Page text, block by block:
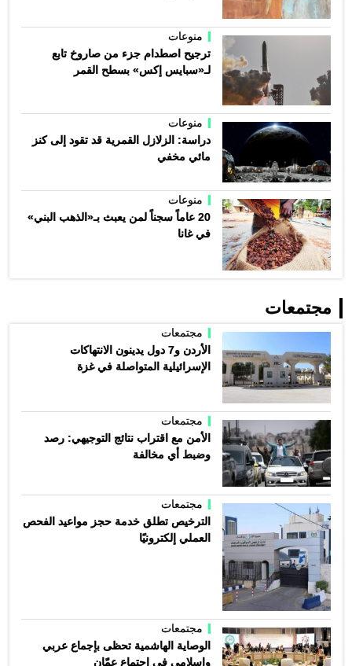
منوعات
ترجيح اصطدام جزء من صاروخ تابع
لـ«سبايس إكس» بسطح القمر
منوعات
دراسة: الزلازل القمرية قد تقود إلى كنز
مائي مخفي
منوعات
20 عاماً سجناً لمن يعبث بـ«الذهب البني»
في غانا
مجتمعات
مجتمعات
الأردن و7 دول يدينون الانتهاكات
الإسرائيلية المتواصلة في غزة
مجتمعات
الأمن مع اقتراب نتائج التوجيهي: رصد
وضبط أي مخالفة
مجتمعات
الترخيص تطلق خدمة حجز مواعيد الفحص
العملي إلكترونيًا
مجتمعات
الوصاية الهاشمية تحظى بإجماع عربي
وإسلامي في اجتماع عمّان